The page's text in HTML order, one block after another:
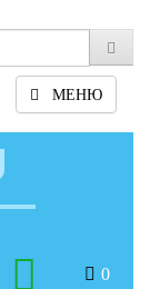
МЕНЮ
0